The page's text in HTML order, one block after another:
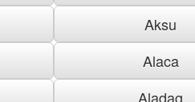
Aksu
Alaca
Aladag